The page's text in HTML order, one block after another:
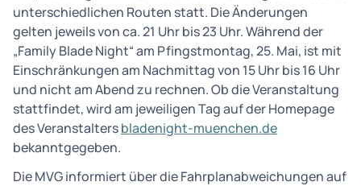
unterschiedlichen Routen statt. Die Änderungen
gelten jeweils von ca. 21 Uhr bis 23 Uhr. Während der
„Family Blade Night“ am Pfingstmontag, 25. Mai, ist mit
Einschränkungen am Nachmittag von 15 Uhr bis 16 Uhr
und nicht am Abend zu rechnen. Ob die Veranstaltung
stattfindet, wird am jeweiligen Tag auf der Homepage
des Veranstaltersbladenight-muenchen.de
bekanntgegeben.
Die MVG informiert über die Fahrplanabweichungen auf